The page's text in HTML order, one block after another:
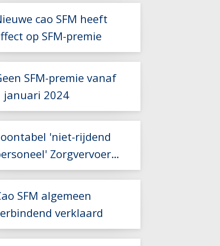
Lees meercao SFM heeft
op SFM-premie
Lees meer
SFM-premie vanaf
januari 2024
Lees meer
'niet-rijdend
Zorgvervoer
Taxi aangepast
SFM algemeen
verklaard